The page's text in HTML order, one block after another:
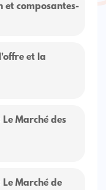
et composantes-
et la
Marché des
Marché de